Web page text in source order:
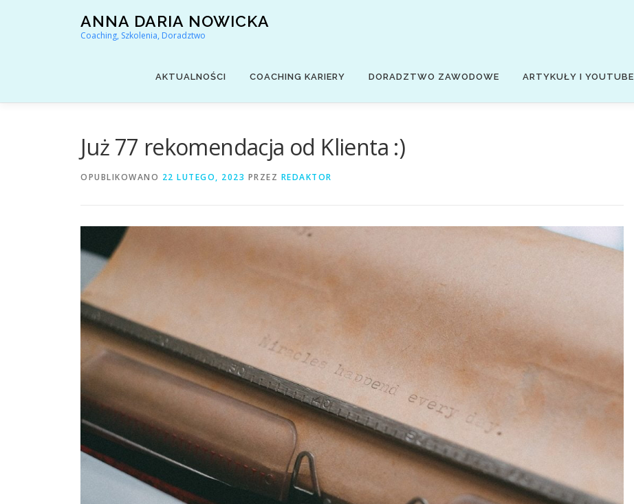
ANNA DARIA NOWICKA
Coaching, Szkolenia, Doradztwo
AKTUALNOŚCI COACHING KARIERY DORADZTWO ZAWODOWE ARTYKUŁY I YOUTUBE
Już 77 rekomendacja od Klienta :)
OPUBLIKOWANO 22 LUTEGO, 2023 PRZEZ REDAKTOR